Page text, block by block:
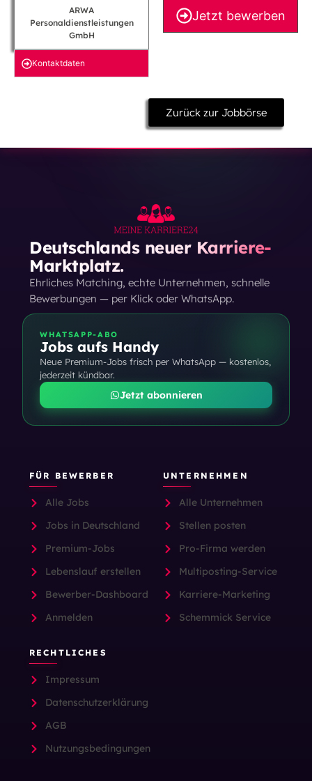
ARWA
Personaldienstleistungen
GmbH
Kontakt­daten
Jetzt bewerben
Zurück zur Jobbörse
Deutschlands neuer Karriere-
Marktplatz.
Ehrliches Matching, echte Unternehmen, schnelle
Bewerbungen — per Klick oder WhatsApp.
WHATSAPP-ABO
Jobs aufs Handy
Neue Premium-Jobs frisch per WhatsApp — kostenlos,
jederzeit kündbar.
Jetzt abonnieren
FÜR BEWERBER
Alle Jobs
Jobs in Deutschland
Premium-Jobs
Lebenslauf erstellen
Bewerber-Dashboard
Anmelden
UNTERNEHMEN
Alle Unternehmen
Stellen posten
Pro-Firma werden
Multiposting-Service
Karriere-Marketing
Schemmick Service
RECHTLICHES
Impressum
Datenschutzerklärung
AGB
Nutzungsbedingungen